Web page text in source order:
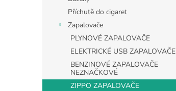
Příchutě do cigaret
Zapalovače
PLYNOVÉ ZAPALOVAČE
ELEKTRICKÉ USB ZAPALOVAČE
BENZINOVÉ ZAPALOVAČE
NEZNAČKOVÉ
ZIPPO ZAPALOVAČE